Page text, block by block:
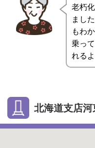
老朽
まし
もわ
乗っ
れる
北海道支店